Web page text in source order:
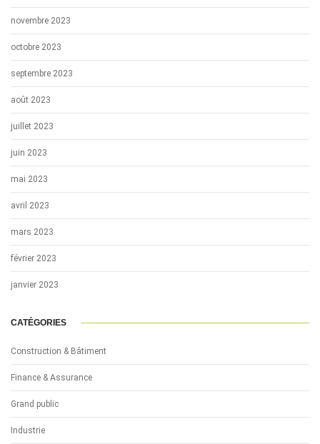
novembre 2023
octobre 2023
septembre 2023
août 2023
juillet 2023
juin 2023
mai 2023
avril 2023
mars 2023
février 2023
janvier 2023
CATÉGORIES
Construction & Bâtiment
Finance & Assurance
Grand public
Industrie